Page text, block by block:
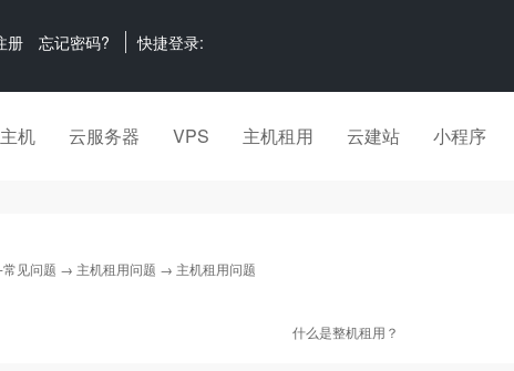
册 忘记密码? 快捷登录:
机 云服务器 VPS 主机租用 云建站 小程序
见问题 → 主机租用问题 → 主机租用问题
什么是整机租用？